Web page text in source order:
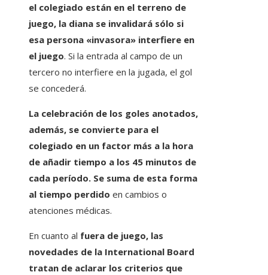
el colegiado están en el terreno de
juego, la diana se invalidará sólo si
esa persona «invasora» interfiere en
el juego. Si la entrada al campo de un
tercero no interfiere en la jugada, el gol
se concederá.
La celebración de los goles anotados,
además, se convierte para el
colegiado en un factor más a la hora
de añadir tiempo a los 45 minutos de
cada período. Se suma de esta forma
al tiempo perdido en cambios o
atenciones médicas.
En cuanto al fuera de juego, las
novedades de la International Board
tratan de aclarar los criterios que